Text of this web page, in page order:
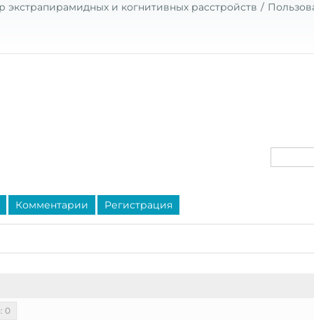
экстрапирамидных и когнитивных расстройств
Комментарии Регистрация
0